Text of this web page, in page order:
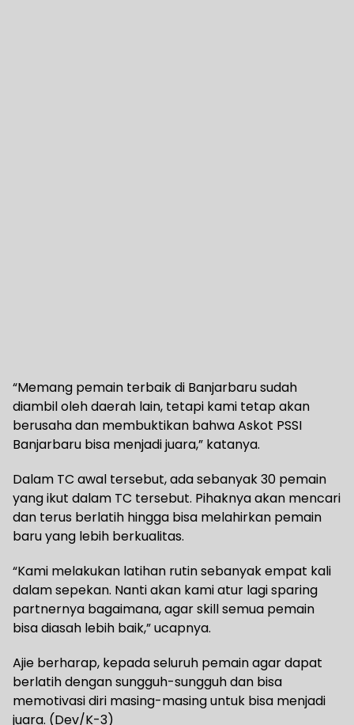
“Memang pemain terbaik di Banjarbaru sudah
diambil oleh daerah lain, tetapi kami tetap akan
berusaha dan membuktikan bahwa Askot PSSI
Banjarbaru bisa menjadi juara,” katanya.
Dalam TC awal tersebut, ada sebanyak 30 pemain
yang ikut dalam TC tersebut. Pihaknya akan mencari
dan terus berlatih hingga bisa melahirkan pemain
baru yang lebih berkualitas.
“Kami melakukan latihan rutin sebanyak empat kali
dalam sepekan. Nanti akan kami atur lagi sparing
partnernya bagaimana, agar skill semua pemain
bisa diasah lebih baik,” ucapnya.
Ajie berharap, kepada seluruh pemain agar dapat
berlatih dengan sungguh-sungguh dan bisa
memotivasi diri masing-masing untuk bisa menjadi
juara. (Dev/K-3)